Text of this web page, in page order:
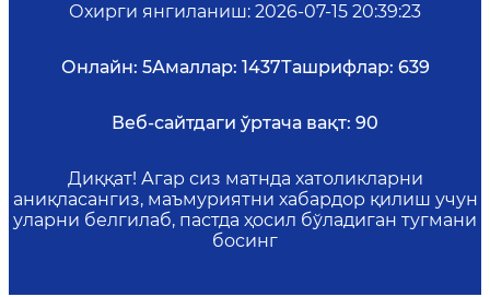
Охирги янгиланиш: 2026-07-15 20:39:23
Онлайн: 5Амаллар: 1437Ташрифлар: 639
Веб-сайтдаги ўртача вақт: 90
Диққат! Агар сиз матнда хатоликларни
аниқласангиз, маъмуриятни хабардор қилиш учун
уларни белгилаб, пастда ҳосил бўладиган тугмани
босинг